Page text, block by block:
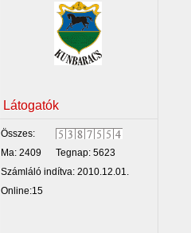
Látogatók
Összes:
Ma: 2409
Tegnap: 5623
Számláló indítva: 2010.12.01.
Online:15